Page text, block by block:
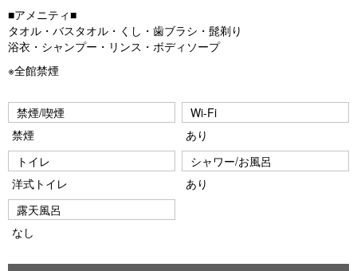
■アメニティ■
タオル・バスタオル・くし・歯ブラシ・髭剃り
浴衣・シャンプー・リンス・ボディソープ
※全館禁煙
禁煙/喫煙
禁煙
Wi-Fi
あり
トイレ
洋式トイレ
シャワー/お風呂
あり
露天風呂
なし